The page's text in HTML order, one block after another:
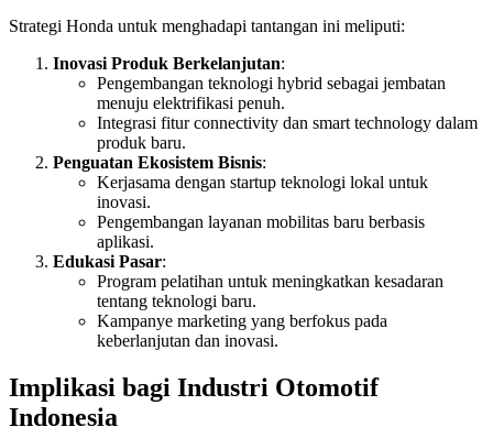
Strategi Honda untuk menghadapi tantangan ini meliputi:
Inovasi Produk Berkelanjutan:
Pengembangan teknologi hybrid sebagai jembatan
menuju elektrifikasi penuh.
Integrasi fitur connectivity dan smart technology dalam
produk baru.
Penguatan Ekosistem Bisnis:
Kerjasama dengan startup teknologi lokal untuk
inovasi.
Pengembangan layanan mobilitas baru berbasis
aplikasi.
Edukasi Pasar:
Program pelatihan untuk meningkatkan kesadaran
tentang teknologi baru.
Kampanye marketing yang berfokus pada
keberlanjutan dan inovasi.
Implikasi bagi Industri Otomotif
Indonesia